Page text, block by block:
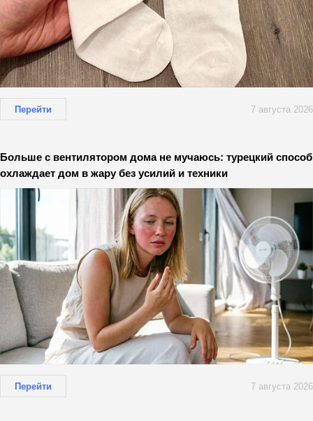
Перейти 7 августа 2026
Больше с вентилятором дома не мучаюсь: турецкий способ
охлаждает дом в жару без усилий и техники
Перейти 7 августа 2026